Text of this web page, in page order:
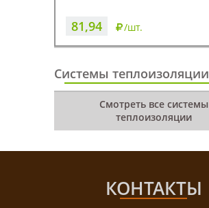
81,94 /шт.
Системы теплоизоляции
Смотреть все системы
теплоизоляции
КОНТАКТЫ